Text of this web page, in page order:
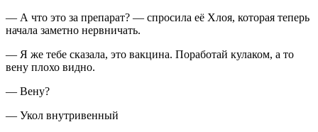
— А что это за препарат? — спросила её Хлоя, которая теперь
начала заметно нервничать.
— Я же тебе сказала, это вакцина. Поработай кулаком, а то
вену плохо видно.
— Вену?
— Укол внутривенный